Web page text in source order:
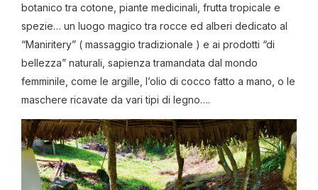
botanico tra cotone, piante medicinali, frutta tropicale e
spezie… un luogo magico tra rocce ed alberi dedicato al
“Maniritery” ( massaggio tradizionale ) e ai prodotti “di
bellezza” naturali, sapienza tramandata dal mondo
femminile, come le argille, l’olio di cocco fatto a mano, o le
maschere ricavate da vari tipi di legno….